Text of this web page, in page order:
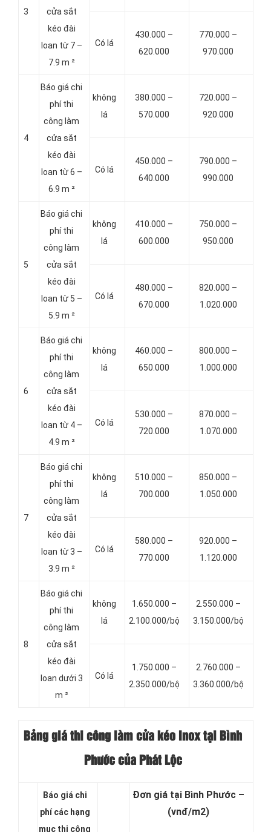
3
cửa sắt
kéo đài
loan từ 7 –
7.9 m ²
Có lá
430.000 –
620.000
770.000 –
970.000
4
Báo giá chi
phí thi
công làm
cửa sắt
kéo đài
loan từ 6 –
6.9 m ²
không
lá
380.000 –
570.000
720.000 –
920.000
Có lá
450.000 –
640.000
790.000 –
990.000
5
Báo giá chi
phí thi
công làm
cửa sắt
kéo đài
loan từ 5 –
5.9 m ²
không
lá
410.000 –
600.000
750.000 –
950.000
Có lá
480.000 –
670.000
820.000 –
1.020.000
6
Báo giá chi
phí thi
công làm
cửa sắt
kéo đài
loan từ 4 –
4.9 m ²
không
lá
460.000 –
650.000
800.000 –
1.000.000
Có lá
530.000 –
720.000
870.000 –
1.070.000
7
Báo giá chi
phí thi
công làm
cửa sắt
kéo đài
loan từ 3 –
3.9 m ²
không
lá
510.000 –
700.000
850.000 –
1.050.000
Có lá
580.000 –
770.000
920.000 –
1.120.000
8
Báo giá chi
phí thi
công làm
cửa sắt
kéo đài
loan dưới 3
m ²
không
lá
1.650.000 –
2.100.000/bộ
2.550.000 –
3.150.000/bộ
Có lá
1.750.000 –
2.350.000/bộ
2.760.000 –
3.360.000/bộ
Bảng giá thi công làm cửa kéo Inox tại Bình
Phước của Phát Lộc
Báo giá chi
phí các hạng
mục thi công
Đơn giá tại Bình Phước –
(vnđ/m2)